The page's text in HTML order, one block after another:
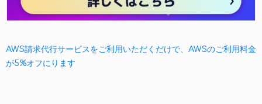
AWS請求代行サービスをご利用いただくだけで、AWSのご利用料金
が5%オフにります